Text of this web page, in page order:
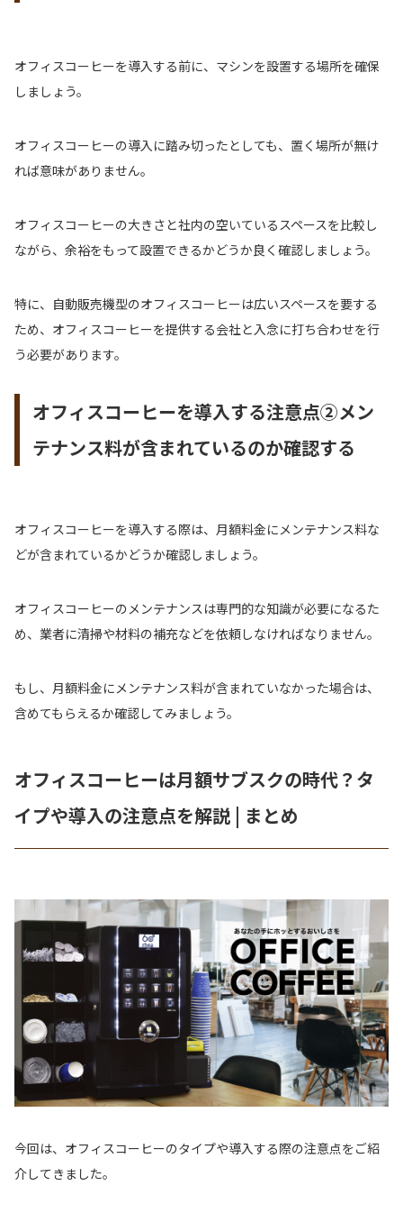
オフィスコーヒーを導入する前に、マシンを設置する場所を確保
しましょう。
オフィスコーヒーの導入に踏み切ったとしても、置く場所が無け
れば意味がありません。
オフィスコーヒーの大きさと社内の空いているスペースを比較し
ながら、余裕をもって設置できるかどうか良く確認しましょう。
特に、自動販売機型のオフィスコーヒーは広いスペースを要する
ため、オフィスコーヒーを提供する会社と入念に打ち合わせを行
う必要があります。
オフィスコーヒーを導入する注意点②メン
テナンス料が含まれているのか確認する
オフィスコーヒーを導入する際は、月額料金にメンテナンス料な
どが含まれているかどうか確認しましょう。
オフィスコーヒーのメンテナンスは専門的な知識が必要になるた
め、業者に清掃や材料の補充などを依頼しなければなりません。
もし、月額料金にメンテナンス料が含まれていなかった場合は、
含めてもらえるか確認してみましょう。
オフィスコーヒーは月額サブスクの時代？タ
イプや導入の注意点を解説 | まとめ
今回は、オフィスコーヒーのタイプや導入する際の注意点をご紹
介してきました。